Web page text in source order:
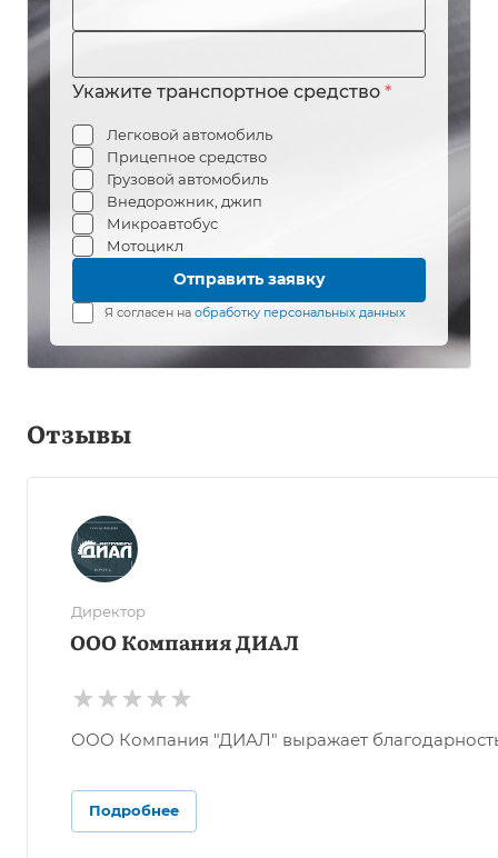
Укажите транспортное средство *
Легковой автомобиль
Прицепное средство
Грузовой автомобиль
Внедорожник, джип
Микроавтобус
Мотоцикл
Я согласен на обработку персональных данных
Отзывы
Директор
ООО Компания ДИАЛ
ООО Компания "ДИАЛ" выражает
Подробнее